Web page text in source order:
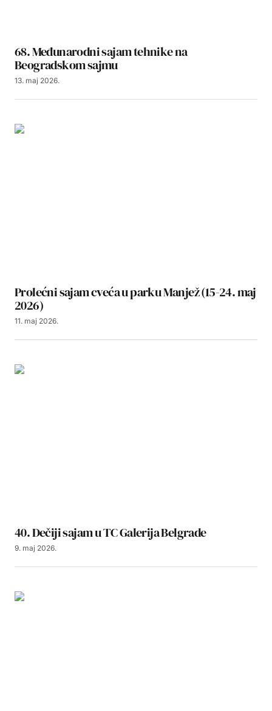
68. Međunarodni sajam tehnike na
Beogradskom sajmu
13. maj 2026.
Prolećni sajam cveća u parku Manjež (15-24. maj
2026)
11. maj 2026.
40. Dečiji sajam u TC Galerija Belgrade
9. maj 2026.